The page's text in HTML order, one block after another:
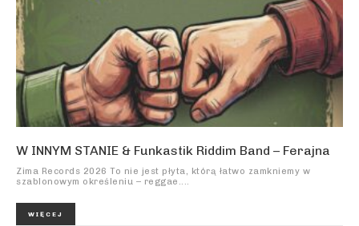
W INNYM STANIE & Funkastik Riddim Band – Ferajna
Zima Records 2026 To nie jest płyta, którą łatwo zamkniemy w
szablonowym określeniu – reggae....
WIĘCEJ